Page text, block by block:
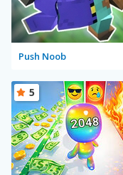
Push Noob
5